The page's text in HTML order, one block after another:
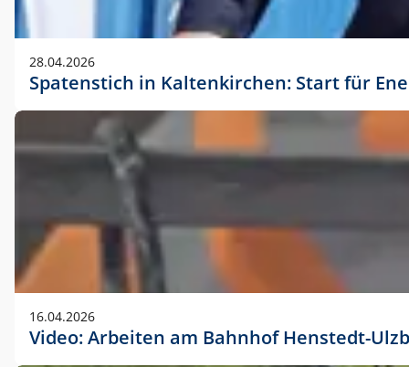
28.04.2026
Spatenstich in Kaltenkirchen: Start für
16.04.2026
Video: Arbeiten am Bahnhof Henstedt-